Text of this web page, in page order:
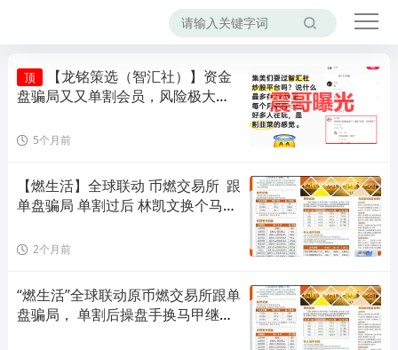
顶
【龙铭策选（智汇社）】资金
盘骗局又又单割会员，风险极大，
5个月前
【燃生活】全球联动 币燃交易所  跟
单盘骗局 单割过后 林凯文换个马甲
2个月前
“燃生活”全球联动原币燃交易所跟单
盘骗局， 单割后操盘手换马甲继续